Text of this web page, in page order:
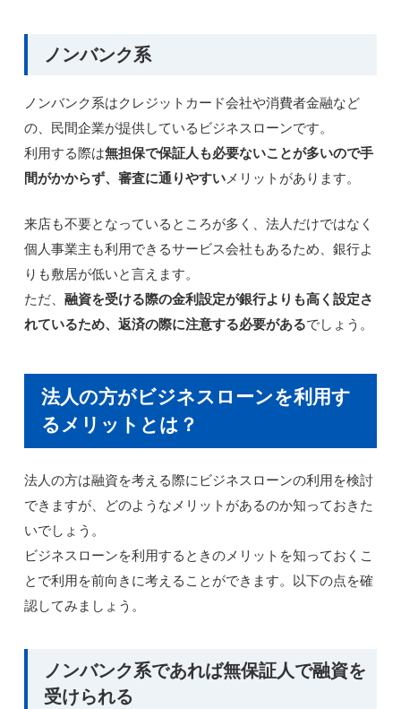
ノンバンク系
ノンバンク系はクレジットカード会社や消費者金融など
の、民間企業が提供しているビジネスローンです。
利用する際は無担保で保証人も必要ないことが多いので手
間がかからず、審査に通りやすい メリットがあります。
来店も不要となっているところが多く、法人だけではなく
個人事業主も利用できるサービス会社もあるため、銀行よ
りも敷居が低いと言えます。
ただ、融資を受ける際の金利設定が銀行よりも高く設定さ
れているため、返済の際に注意する必要があるでしょう。
法人の方がビジネスローンを利用す
るメリットとは？
法人の方は融資を考える際にビジネスローンの利用を検討
できますが、どのようなメリットがあるのか知っておきた
いでしょう。
ビジネスローンを利用するときのメリットを知っておくこ
とで利用を前向きに考えることができます。以下の点を確
認してみましょう。
ノンバンク系であれば無保証人で融資を
受けられる